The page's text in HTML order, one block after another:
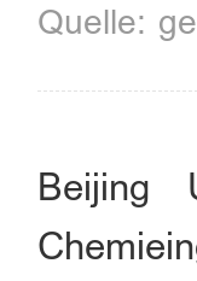
Beijing